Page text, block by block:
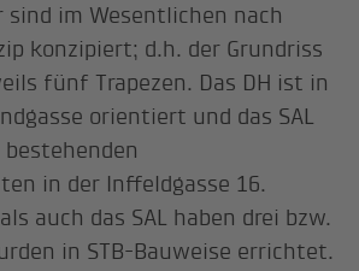
sind im Wesentlichen nach
konzipiert; d.h. der Grundriss
fünf Trapezen. Das DH ist in
orientiert und das SAL
in der Inffeldgasse 16.
auch das SAL haben drei bzw.
in STB-Bauweise errichtet.